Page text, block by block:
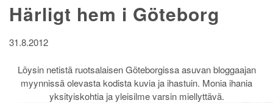
Härligt hem i Göteborg
31.8.2012
Löysin netistä ruotsalaisen Göteborgissa asuvan bloggaajan
myynnissä olevasta kodista kuvia ja ihastuin. Monia ihania
yksityiskohtia ja yleisilme varsin miellyttävä.